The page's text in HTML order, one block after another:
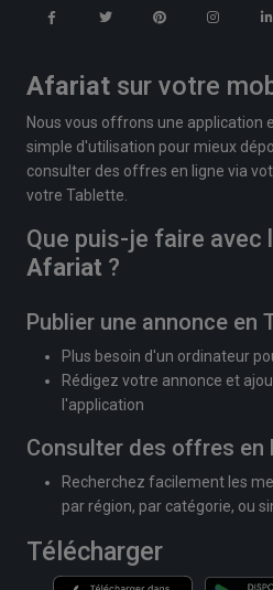
Afariat sur votre
Nous vous offrons une
simple d'utilisation pour mieux
consulter des offres en ligne via
votre Tablette.
Que puis-je faire avec
Afariat ?
Publier une annonce en
Plus besoin d'un ordinateur
Rédigez votre annonce et
l'application
Consulter des offres en
Recherchez facilement les
par région, par catégorie, ou
Télécharger